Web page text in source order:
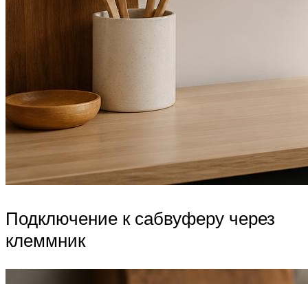
Подключение к сабвуферу через
клеммник